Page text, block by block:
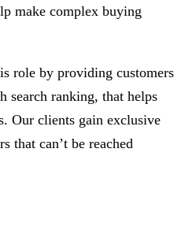
make complex buying
role by providing customers
search ranking, that helps
Our clients gain exclusive
that can’t be reached